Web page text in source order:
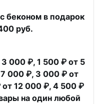
беконом в подарок
руб.
000 ₽, 1 500 ₽ от 5
000 ₽, 3 000 ₽ от
12 000 ₽, 4 500 ₽